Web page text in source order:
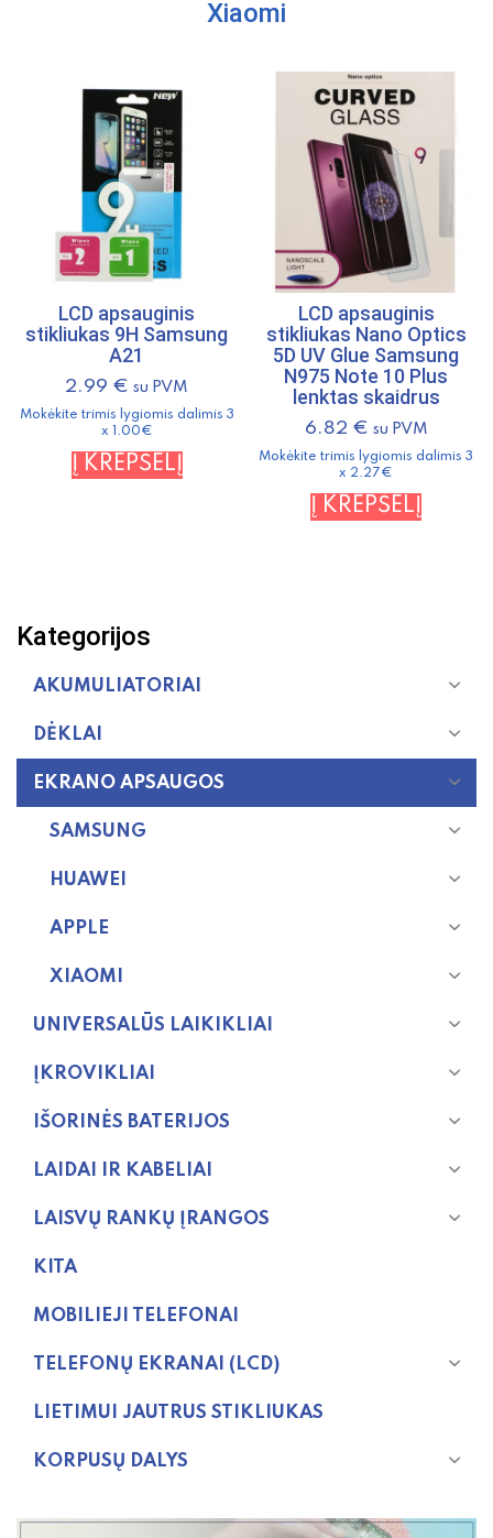
Xiaomi
LCD apsauginis
stikliukas 9H Samsung
A21
2.99 € su PVM
Mokėkite trimis lygiomis dalimis 3
x 1.00€
Į KREPŠELĮ
LCD apsauginis
stikliukas Nano Optics
5D UV Glue Samsung
N975 Note 10 Plus
lenktas skaidrus
6.82 € su PVM
Mokėkite trimis lygiomis dalimis 3
x 2.27€
Į KREPŠELĮ
Kategorijos
AKUMULIATORIAI
DĖKLAI
EKRANO APSAUGOS
SAMSUNG
HUAWEI
APPLE
XIAOMI
UNIVERSALŪS LAIKIKLIAI
ĮKROVIKLIAI
IŠORINĖS BATERIJOS
LAIDAI IR KABELIAI
LAISVŲ RANKŲ ĮRANGOS
KITA
MOBILIEJI TELEFONAI
TELEFONŲ EKRANAI (LCD)
LIETIMUI JAUTRUS STIKLIUKAS
KORPUSŲ DALYS